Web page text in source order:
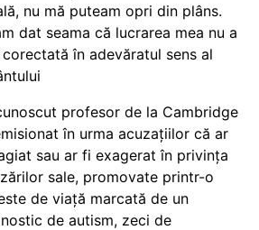
nu mă puteam opri din plâns.
dat seama că lucrarea mea nu a
în adevăratul sens al
profesor de la Cambridge
în urma acuzațiilor că ar
sau ar fi exagerat în privința
sale, promovate printr-o
de viață marcată de un
de autism, zeci de